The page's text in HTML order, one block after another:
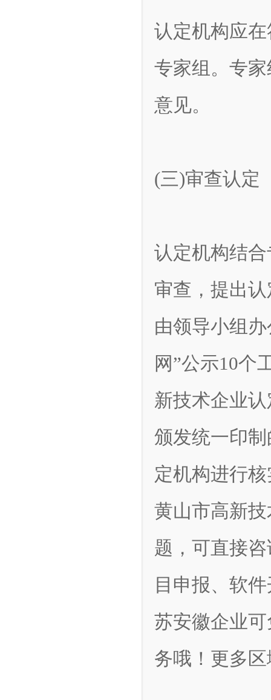
认定机构应
专家组。专
意见。
(三)审查认定
认定机构结
审查，提出
由领导小组
网”公示10个
新技术企业
颁发统一印
定机构进行
黄山市高新
题，可直接
目申报、软
苏安徽企业
务哦！更多